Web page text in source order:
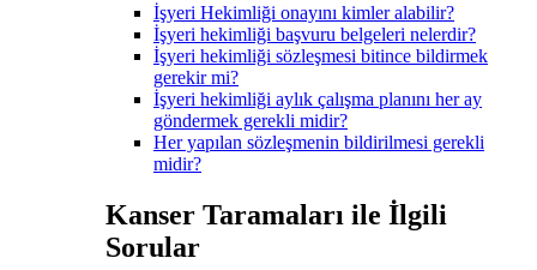
İşyeri Hekimliği onayını kimler alabilir?
İşyeri hekimliği başvuru belgeleri nelerdir?
İşyeri hekimliği sözleşmesi bitince bildirmek
gerekir mi?
İşyeri hekimliği aylık çalışma planını her ay
göndermek gerekli midir?
Her yapılan sözleşmenin bildirilmesi gerekli
midir?
Kanser Taramaları ile İlgili
Sorular